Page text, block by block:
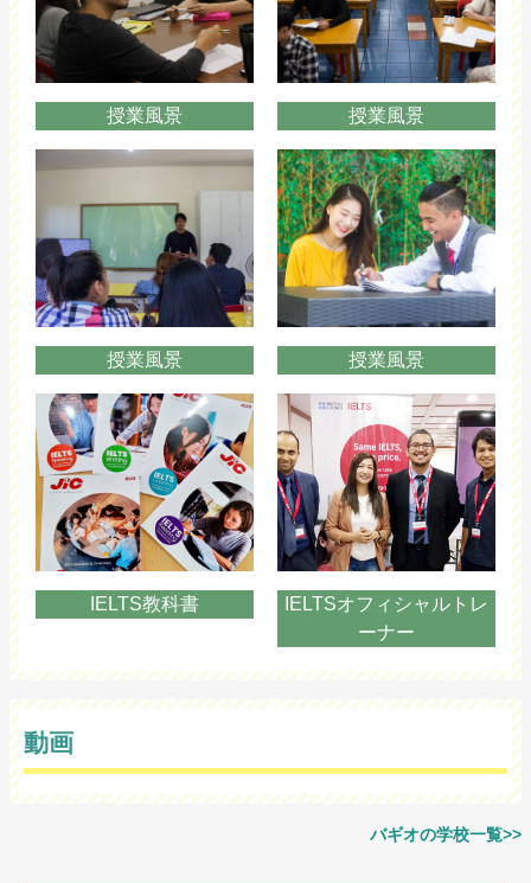
授業風景 授業風景
授業風景 授業風景
IELTS教科書
IELTSオフィシャルトレ
ーナー
動画
バギオの学校一覧>>